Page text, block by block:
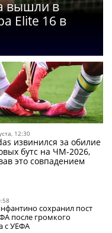
вышли в
Elite 16 в
12:30
извинился за обилие
бутс на ЧМ-2026,
это совпадением
сохранил пост
после громкого
с УЕФА